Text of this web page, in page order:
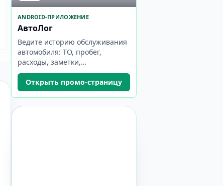
ANDROID-ПРИЛОЖЕНИЕ
АвтоЛог
Ведите историю обслуживания
автомобиля: ТО, пробег,
расходы, заметки,
напоминания и статистика.
Открыть промо-страницу